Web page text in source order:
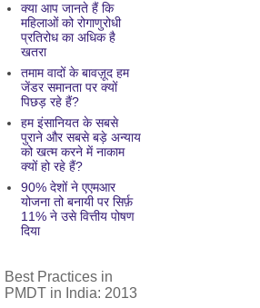
क्या आप जानते हैं कि
महिलाओं को रोगाणुरोधी
प्रतिरोध का अधिक है
खतरा
तमाम वादों के बावज़ूद हम
जेंडर समानता पर क्यों
पिछड़ रहे हैं?
हम इंसानियत के सबसे
पुराने और सबसे बड़े अन्याय
को खत्म करने में नाकाम
क्यों हो रहे हैं?
90% देशों ने एएमआर
योजना तो बनायी पर सिर्फ़
11% ने उसे वित्तीय पोषण
दिया
Best Practices in
PMDT in India: 2013